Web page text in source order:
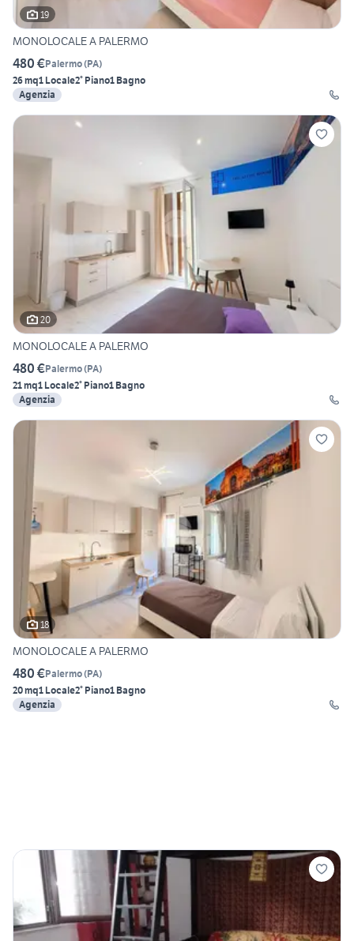
19
MONOLOCALE A PALERMO
480 €Palermo(PA)
26 mq1 Locale2° Piano1 Bagno
Agenzia
20
MONOLOCALE A PALERMO
480 €Palermo(PA)
21 mq1 Locale2° Piano1 Bagno
Agenzia
18
MONOLOCALE A PALERMO
480 €Palermo(PA)
20 mq1 Locale2° Piano1 Bagno
Agenzia